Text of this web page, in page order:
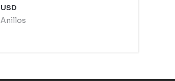
USD
Anillos